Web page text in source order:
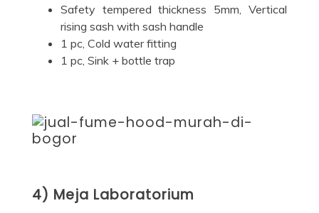
Safety tempered thickness 5mm, Vertical
rising sash with sash handle
1 pc, Cold water fitting
1 pc, Sink + bottle trap
4) Meja Laboratorium